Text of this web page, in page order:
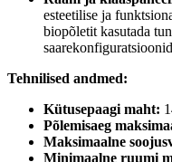
esteetilise ja
biopõletit kasutada
Tehnilised andmed:
Kütusepaagi maht:
Põlemisaeg
Maksimaalne
Minimaalne ruumi